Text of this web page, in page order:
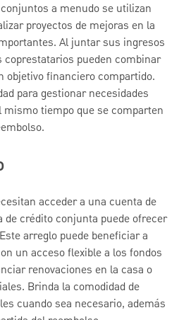
a menudo se utilizan
proyectos de mejoras en la
Al juntar sus ingresos
pueden combinar
objetivo financiero compartido.
para gestionar necesidades
tiempo que se comparten
acceder a una cuenta de
de crédito conjunta puede ofrecer
arreglo puede beneficiar a
un acceso flexible a los fondos
renovaciones en la casa o
Brinda la comodidad de
cuando sea necesario, además